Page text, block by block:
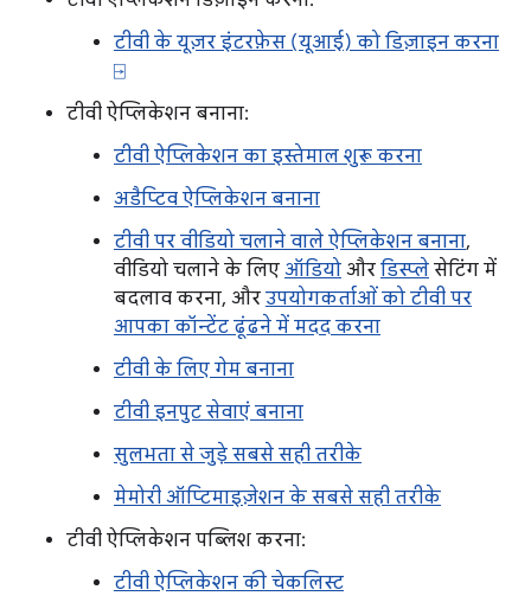
टीवी के यूज़र इंटरफ़ेस (यूआई) को डिज़ाइन करना
⍈
टीवी ऐप्लिकेशन बनाना:
टीवी ऐप्लिकेशन का इस्तेमाल शुरू करना
अडैप्टिव ऐप्लिकेशन बनाना
टीवी पर वीडियो चलाने वाले ऐप्लिकेशन बनाना,
वीडियो चलाने के लिए ऑडियो और डिस्प्ले सेटिंग में
बदलाव करना, और उपयोगकर्ताओं को टीवी पर
आपका कॉन्टेंट ढूंढने में मदद करना
टीवी के लिए गेम बनाना
टीवी इनपुट सेवाएं बनाना
सुलभता से जुड़े सबसे सही तरीके
मेमोरी ऑप्टिमाइज़ेशन के सबसे सही तरीके
टीवी ऐप्लिकेशन पब्लिश करना:
टीवी ऐप्लिकेशन की चेकलिस्ट